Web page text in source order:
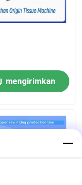
mengirimkan